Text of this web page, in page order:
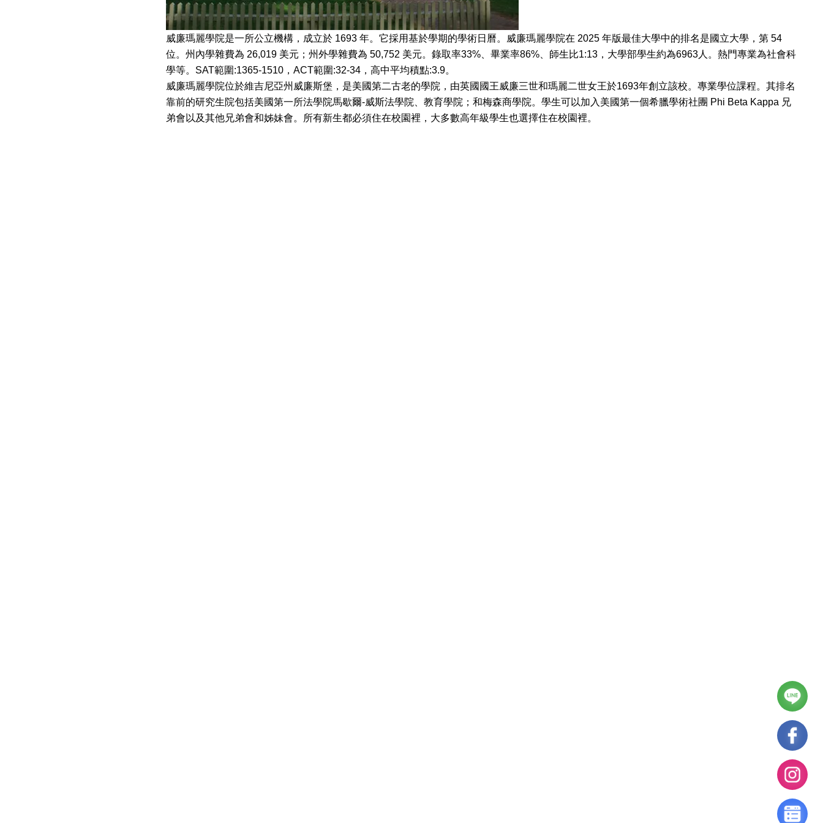
威廉瑪麗學院是一所公立機構，成立於 1693 年。它採用基於學期的學術日曆。威廉瑪麗學院在 2025 年版最佳大學中的排名是國立大學，第 54
位。州內學雜費為 26,019 美元；州外學雜費為 50,752 美元。錄取率33% 、畢業率86% 、師生比1:13 ，大學部學生約為6963人。熱門專業為社會科
學等。 SAT範圍:1365-1510 ， ACT範圍:32-34 ，高中平均積點:3.9。
威廉瑪麗學院位於維吉尼亞州威廉斯堡，是美國第二古老的學院，由英國國王威廉三世和瑪麗二世女王於1693年創立該校。專業學位課程。其排名
靠前的研究生院包括美國第一所法學院馬歇爾-威斯法學院、教育學院；和梅森商學院。學生可以加入美國第一個希臘學術社團 Phi Beta Kappa 兄
弟會以及其他兄弟會和姊妹會。所有新生都必須住在校園裡，大多數高年級學生也選擇住在校園裡。